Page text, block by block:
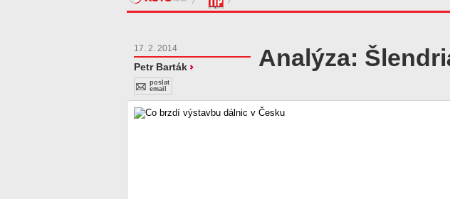
17. 2. 2014
Petr Barták
poslat
email
Analýza: